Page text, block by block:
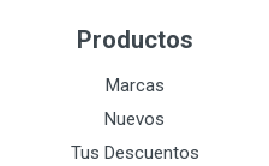
Productos
Marcas
Nuevos
Tus Descuentos